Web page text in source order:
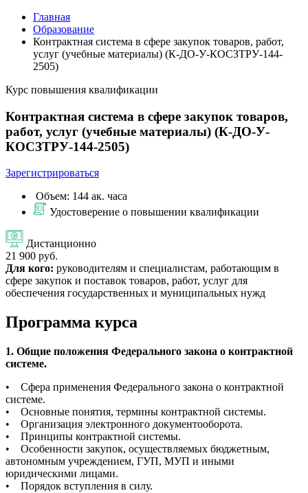
Главная
Образование
Контрактная система в сфере закупок товаров, работ,
услуг (учебные материалы) (К-ДО-У-КОСЗТРУ-144-
2505)
Курс повышения квалификации
Контрактная система в сфере закупок товаров,
работ, услуг (учебные материалы) (К-ДО-У-
КОСЗТРУ-144-2505)
Зарегистрироваться
Объем: 144 ак. часа
Удостоверение о повышении квалификации
Дистанционно
21 900 руб.
Для кого: руководителям и специалистам, работающим в
сфере закупок и поставок товаров, работ, услуг для
обеспечения государственных и муниципальных нужд
Программа курса
1. Общие положения Федерального закона о контрактной
системе.
• Сфера применения Федерального закона о контрактной
системе.
• Основные понятия, термины контрактной системы.
• Организация электронного документооборота.
• Принципы контрактной системы.
• Особенности закупок, осуществляемых бюджетным,
автономным учреждением, ГУП, МУП и иными
юридическими лицами.
• Порядок вступления в силу.